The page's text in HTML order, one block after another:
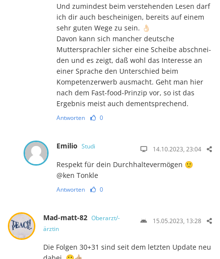
Und zumindest beim verstehenden Lesen darf
ich dir auch bescheinigen, be­reits auf einem
sehr guten Wege zu sein. 👌🏻
Davon kann sich mancher deutsche
Muttersprachler sicher eine Scheibe abschnei­
den und es zeigt, daß wohl das Interesse an
einer Spra­che den Unterschied beim
Kompetenzerwerb ausmacht. Geht man hier
nach dem Fast-food-Prinzip vor, so ist das
Ergebnis meist auch dementsprechend.
Antworten 0
Emilio Studi 14.10.2023, 23:04
Respekt für dein Durchhaltevermögen 🙂
@ken Tonkle
Antworten 0
Mad-matt-82 Oberarzt/-
ärztin
15.05.2023, 13:28
Die Folgen 30+31 sind seit dem letzten Update neu